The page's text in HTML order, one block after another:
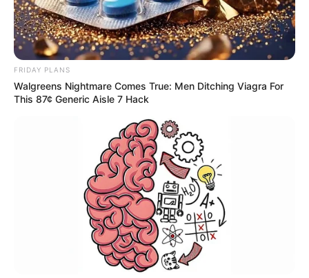
FRIDAY PLANS
Walgreens Nightmare Comes True: Men Ditching Viagra For
This 87¢ Generic Aisle 7 Hack